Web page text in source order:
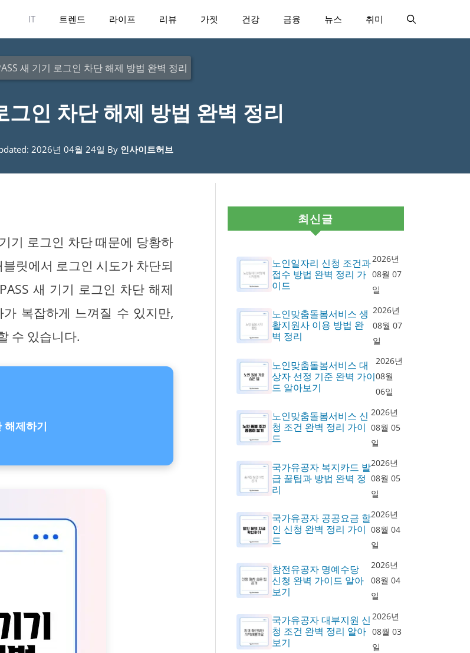
IT 트렌드 라이프 리뷰 가젯 건강 금융 뉴스 취미
새 기기 로그인 차단 해제 방법 완벽 정리
그인 차단 해제 방법 완벽 정리
2026년 04월 24일 By 인사이트허브
기 로그인 차단 때문에 당황하
릿에서 로그인 시도가 차단되
새 기기 로그인 차단 해제
복잡하게 느껴질 수 있지만,
수 있습니다.
해제하기
최신글
노인일자리 신청 조건과
접수 방법 완벽 정리 가
이드
2026년
08월 07
일
노인맞춤돌봄서비스 생
활지원사 이용 방법 완
벽 정리
2026년
08월 07
일
노인맞춤돌봄서비스 대
상자 선정 기준 완벽 가이
드 알아보기
2026년
08월
06일
노인맞춤돌봄서비스 신
청 조건 완벽 정리 가이
드
2026년
08월 05
일
국가유공자 복지카드 발
급 꿀팁과 방법 완벽 정
리
2026년
08월 05
일
국가유공자 공공요금 할
인 신청 완벽 정리 가이
드
2026년
08월 04
일
참전유공자 명예수당
신청 완벽 가이드 알아
보기
2026년
08월 04
일
국가유공자 대부지원 신
청 조건 완벽 정리 알아
보기
2026년
08월 03
일